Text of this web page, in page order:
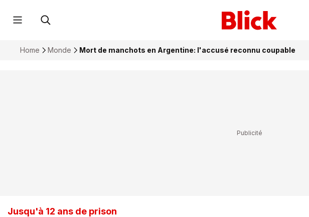
Home Monde Mort de manchots en Argentine: l'accusé reconnu coupable
Jusqu'à 12 ans de prison